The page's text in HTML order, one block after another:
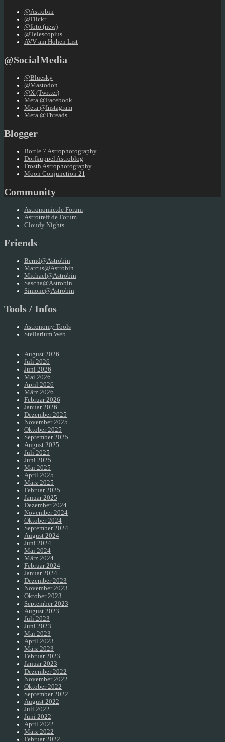
@Astrobin
@Flickr
@foto (new)
@Telescopius
AVV am Hohen List
@SocialMedia
@Bluesky
@Mastodon
@X (Twitter)
Meta @Facebook
Meta @Instagram
Meta @Threads
Blogger
Bortle 7 Astrophotography
Dorfkuppel Astroblog
Frosth Astrophotography
Moon Conjunction 21
Community
Astronomie.de Forum
Astrotreff.de Forum
Cloudy Nights
Friends
Bernd@Astrobin
Marcus@Astrobin
Michael@Astrobin
Sascha@Astrobin
Simone@Astrobin
Tools / Infos
Astronomy Tools
Stellarium Web
August 2026
Juli 2026
Juni 2026
Mai 2026
April 2026
März 2026
Februar 2026
Januar 2026
Dezember 2025
November 2025
Oktober 2025
September 2025
August 2025
Juli 2025
Juni 2025
Mai 2025
April 2025
März 2025
Februar 2025
Januar 2025
Dezember 2024
November 2024
Oktober 2024
September 2024
August 2024
Juni 2024
Mai 2024
März 2024
Februar 2024
Januar 2024
Dezember 2023
November 2023
Oktober 2023
September 2023
August 2023
Juli 2023
Juni 2023
Mai 2023
April 2023
März 2023
Februar 2023
Januar 2023
Dezember 2022
November 2022
Oktober 2022
September 2022
August 2022
Juli 2022
Juni 2022
April 2022
März 2022
Februar 2022